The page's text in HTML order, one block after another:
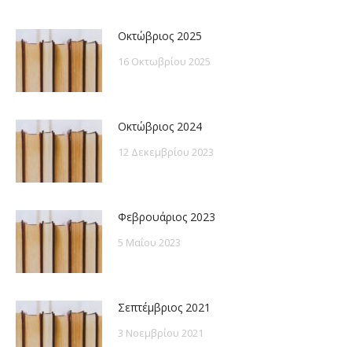
Οκτώβριος 2025
16 Οκτωβρίου 2025
Οκτώβριος 2024
12 Δεκεμβρίου 2023
Φεβρουάριος 2023
5 Μαΐου 2023
Σεπτέμβριος 2021
3 Νοεμβρίου 2021